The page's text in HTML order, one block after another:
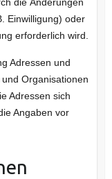
Einwilligung) oder
erforderlich wird.
Adressen und
Organisationen
Adressen sich
Angaben vor